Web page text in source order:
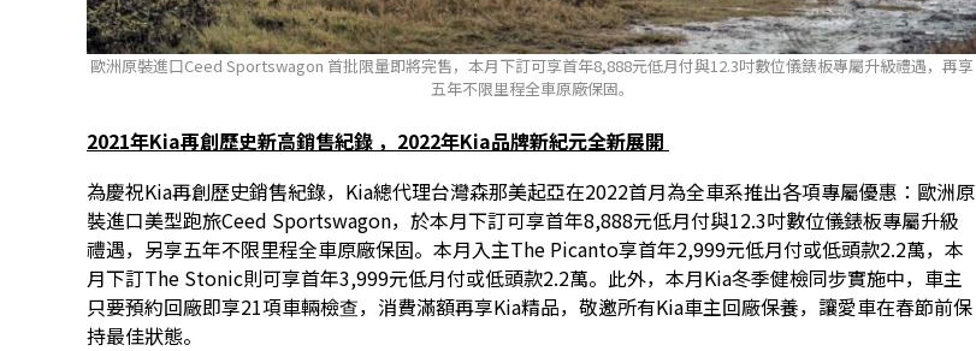
歐洲原裝進口Ceed Sportswagon 首批限量即將完售，本月下訂可享首年8,888元低月付與12.3吋數位儀錶板專屬升級禮遇，再享
五年不限里程全車原廠保固。
2021年Kia再創歷史新高銷售紀錄 ，2022年Kia品牌新紀元全新展開
為慶祝Kia再創歷史銷售紀錄，Kia總代理台灣森那美起亞在2022首月為全車系推出各項專屬優惠：歐洲原
裝進口美型跑旅Ceed Sportswagon，於本月下訂可享首年8,888元低月付與12.3吋數位儀錶板專屬升級
禮遇，另享五年不限里程全車原廠保固。本月入主The Picanto享首年2,999元低月付或低頭款2.2萬，本
月下訂The Stonic則可享首年3,999元低月付或低頭款2.2萬。此外，本月Kia冬季健檢同步實施中，車主
只要預約回廠即享21項車輛檢查，消費滿額再享Kia精品，敬邀所有Kia車主回廠保養，讓愛車在春節前保
持最佳狀態。